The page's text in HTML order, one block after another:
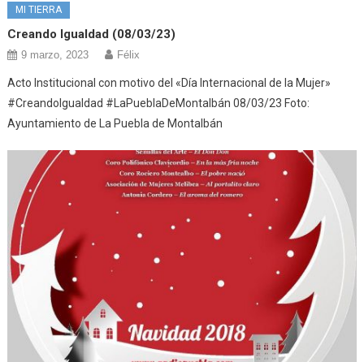
MI TIERRA
Creando Igualdad (08/03/23)
9 marzo, 2023 Félix
Acto Institucional con motivo del «Día Internacional de la Mujer»
#CreandoIgualdad #LaPueblaDeMontalbán 08/03/23 Foto:
Ayuntamiento de La Puebla de Montalbán